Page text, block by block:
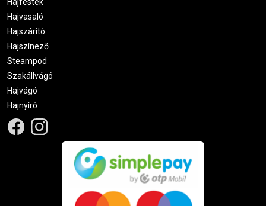
Hajvasaló
Hajszárító
Hajszínező
Steampod
Szakállvágó
Hajvágó
Hajnyíró